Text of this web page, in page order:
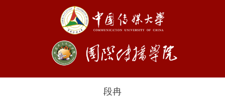
段冉